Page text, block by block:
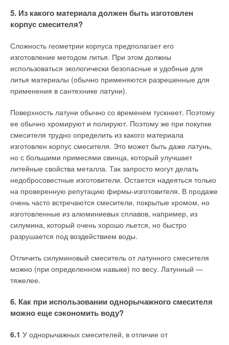
5. Из какого материала должен быть изготовлен
корпус смесителя?
Сложность геометрии корпуса предполагает его
изготовление методом литья. При этом должны
использоваться экологически безопасные и удобные для
литья материалы (обычно применяются разрешенные для
применения в сантехнике латуни).
Поверхность латуни обычно со временем тускнеет. Поэтому
ее обычно хромируют и полируют. Поэтому же при покупке
смесителя трудно определить из какого материала
изготовлен корпус смесителя. Это может быть даже латунь,
но с большими примесями свинца, который улучшает
литейные свойства металла. Так запросто могут делать
недобросовестные изготовители. Остается надеяться только
на проверенную репутацию фирмы-изготовителя. В продаже
очень часто встречаются смесители, покрытые хромом, но
изготовленные из алюминиевых сплавов, например, из
силумина, который очень хорошо льется, но быстро
разрушается под воздействием воды.
Отличить силуминовый смеситель от латунного смесителя
можно (при определенном навыке) по весу. Латунный —
тяжелее.
6. Как при использовании однорычажного смесителя
можно еще сэкономить воду?
6.1 У однорычажных смесителей, в отличие от
которые позволят продлить срок его службы. Например, по
мере необходимости нужно очищать зубья щек (или звенья
также заменять изношенные/поврежденные из-за долгого
использования щеки. Все это делается, чтобы предотвратить
проскальзывание ключа вокруг трубы.
«Любой ручной инструмент рассчитан на усилие,
дополнительных приспособлений. Так что не стоит
искусственно удлинять плечо, например, надевая на ручку
обрезки труб,— говорит Антон Шрамко, менеджер
компании "ДиректТул”, занимающейся продажами
оборудования и инструментов для монтажа, сервиса и
ремонта инженерных сетей. —Некачественные
инструменты могут сломаться, причиняя травмы
монтажнику. А ключи Ridgid, изготовленные из чугуна с
глобулярным графитом, согнутся, предупреждая
работника о недопустимых нагрузках. В любом случае,
при чрезмерномусилии возможна деформация трубы или
фитинга, с которыми производится работа. Применение
муфтовыхрезьбовых соединений, рассчитанных на
определенное усилие. Из-за этого муфта может лопнуть
и потерять герметичность».
Чтобы ключ «не страдал» от непредусмотренных нагрузок,
нужно грамотно подбирать его размер в зависимости от
диаметром 2", то диапазон захвата ключа должен быть до